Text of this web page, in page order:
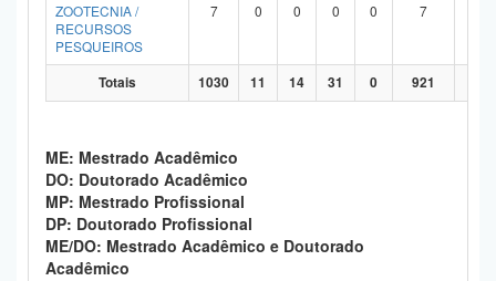
ZOOTECNIA /
RECURSOS
PESQUEIROS
7 0 0 0 0 7
Totais 1030 11 14 31 0 921
ME: Mestrado Acadêmico
DO: Doutorado Acadêmico
MP: Mestrado Profissional
DP: Doutorado Profissional
ME/DO: Mestrado Acadêmico e Doutorado
Acadêmico